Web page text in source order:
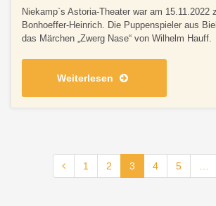
Niekamp`s Astoria-Theater war am 15.11.2022
Bonhoeffer-Heinrich. Die Puppenspieler aus
das Märchen „Zwerg Nase“ von Wilhelm Hauff.
Weiterlesen
1 2 3 4 5